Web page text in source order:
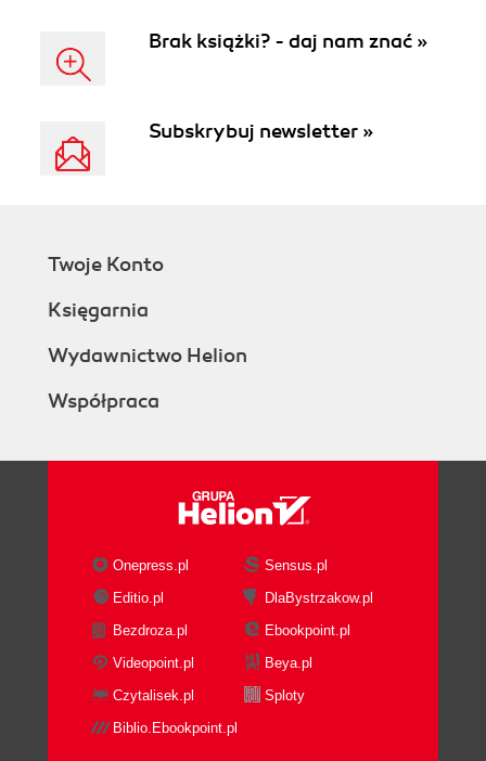
Brak książki? - daj nam znać »
Subskrybuj newsletter »
Twoje Konto
Księgarnia
Wydawnictwo Helion
Współpraca
Onepress.pl
Sensus.pl
Editio.pl
DlaBystrzakow.pl
Bezdroza.pl
Ebookpoint.pl
Videopoint.pl
Beya.pl
Czytalisek.pl
Sploty
Biblio.Ebookpoint.pl